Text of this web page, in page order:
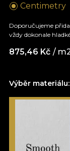
Výběr materiálu:
Centimetry
Doporučujeme
vždy dokonale
875,46 Kč /